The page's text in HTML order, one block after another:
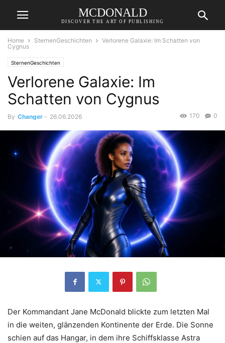
MCDONALD
DISCOVER THE ART OF PUBLISHING
Home SternenGeschichten
Verlorene Galaxie: Im Schatten von
Cygnus
SternenGeschichten
Verlorene Galaxie: Im
Schatten von Cygnus
By Changer - 26.06.2026 0
170
Der Kommandant Jane McDonald blickte zum letzten Mal
in die weiten, glänzenden Kontinente der Erde. Die Sonne
schien auf das Hangar, in dem ihre Schiffsklasse Astra